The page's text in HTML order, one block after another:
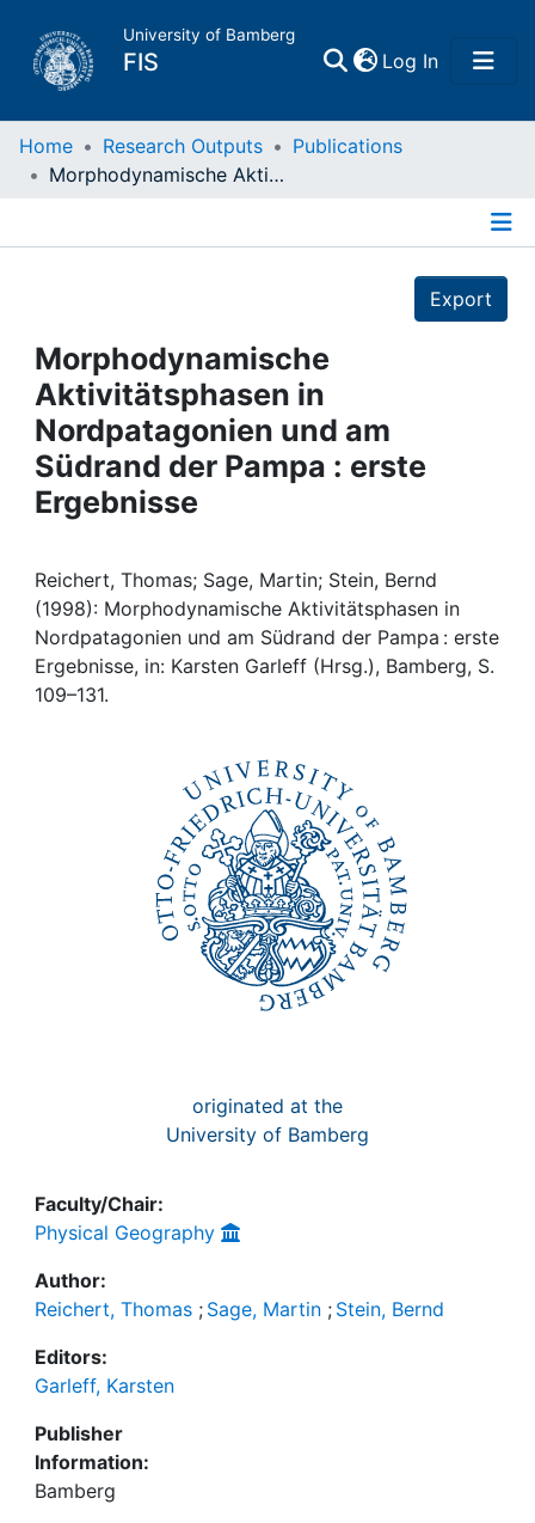
University of Bamberg
FIS Log In(current)
Home
Projects
People
Institutions
My FIS
Help
Home Research Outputs
Publications
Morphodynamische Aktivitätsphasen in Nordpatagonien und am Südrand der Pampa : erste Ergebnisse
Export
Morphodynamische
Aktivitätsphasen in
Nordpatagonien und am
Südrand der Pampa : erste
Ergebnisse
Reichert, Thomas; Sage, Martin; Stein, Bernd
(1998): Morphodynamische Aktivitätsphasen in
Nordpatagonien und am Südrand der Pampa : erste
Ergebnisse, in: Karsten Garleff (Hrsg.), Bamberg, S.
109–131.
originated at the
University of Bamberg
Faculty/Chair:
Physical Geography
Author:
Reichert, Thomas ; Sage, Martin ; Stein, Bernd
Editors:
Garleff, Karsten
Publisher
Information:
Bamberg